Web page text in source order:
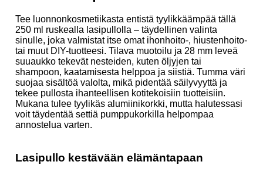
Tee luonnonkosmetiikasta entistä tyylikkäämpää tällä
250 ml ruskealla lasipullolla – täydellinen valinta
sinulle, joka valmistat itse omat ihonhoito-, hiustenhoito-
tai muut DIY-tuotteesi. Tilava muotoilu ja 28 mm leveä
suuaukko tekevät nesteiden, kuten öljyjen tai
shampoon, kaatamisesta helppoa ja siistiä. Tumma väri
suojaa sisältöä valolta, mikä pidentää säilyvyyttä ja
tekee pullosta ihanteellisen kotitekoisiin tuotteisiin.
Mukana tulee tyylikäs alumiinikorkki, mutta halutessasi
voit täydentää settiä pumppukorkilla helpompaa
annostelua varten.
Lasipullo kestävään elämäntapaan